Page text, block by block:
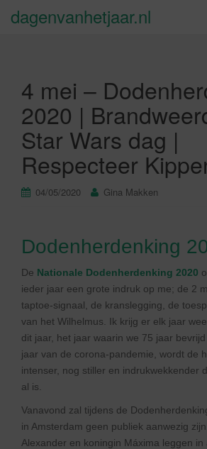
dagenvanhetjaar.nl
4 mei –
2020 |
Star Wars dag |
Respecteer
04/05/2020 Gina Makken
Dodenherdenking
De Nationale Dodenherdenking 2020
ieder jaar een grote indruk op me; de 2
taptoe-signaal, de kranslegging, de
van het Wilhelmus. Ik krijg er elk jaar
dit jaar, het jaar waarin we 75 jaar
jaar van de corona-pandemie, wordt de
intenser, nog stiller en indrukwekkender
al is.
Vanavond zal tijdens de
in Amsterdam geen publiek aanwezig
Alexander en koningin Máxima leggen in